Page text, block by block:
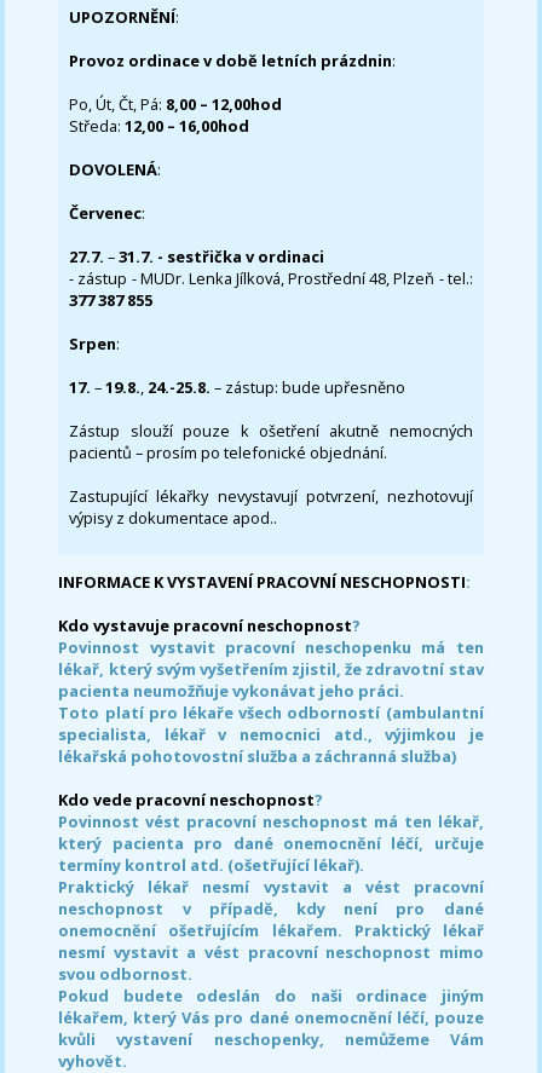
UPOZORNĚNÍ:
Provoz ordinace v době letních prázdnin:
Po, Út, Čt, Pá: 8,00 – 12,00hod
Středa:12,00 – 16,00hod
DOVOLENÁ:
Červenec:
27.7.–31.7. - sestřička v ordinaci
- zástup - MUDr. Lenka Jílková, Prostřední 48, Plzeň - tel.:
377 387 855
Srpen:
17. –19.8., 24.-25.8. – zástup: bude upřesněno
Zástup slouží pouze k ošetření akutně nemocných
pacientů – prosím po telefonické objednání.
Zastupující lékařky nevystavují potvrzení, nezhotovují
výpisy z dokumentace apod..
INFORMACE K VYSTAVENÍ PRACOVNÍ NESCHOPNOSTI:
Kdo vystavuje pracovní neschopnost?
Povinnost vystavit pracovní neschopenku má ten
lékař, který svým vyšetřením zjistil, že zdravotní stav
pacienta neumožňuje vykonávat jeho práci.
Toto platí pro lékaře všech odborností (ambulantní
specialista, lékař v nemocnici atd., výjimkou je
lékařská pohotovostní služba a záchranná služba)
Kdo vede pracovní neschopnost?
Povinnost vést pracovní neschopnost má ten lékař,
který pacienta pro dané onemocnění léčí, určuje
termíny kontrol atd. (ošetřující lékař).
Praktický lékař nesmí vystavit a vést pracovní
neschopnost v případě, kdy není pro dané
onemocnění ošetřujícím lékařem. Praktický lékař
nesmí vystavit a vést pracovní neschopnost mimo
svou odbornost.
Pokud budete odeslán do naši ordinace jiným
lékařem, který Vás pro dané onemocnění léčí, pouze
kvůli vystavení neschopenky, nemůžeme Vám
vyhovět.